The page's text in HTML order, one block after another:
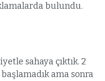
bulundu.
sahaya çıktık. 2
ama sonra